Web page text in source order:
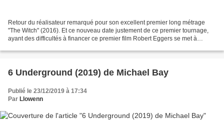
Retour du réalisateur remarqué pour son excellent premier long métrage
"The Witch" (2016). Et ce nouveau date justement de ce premier tournage,
ayant des difficultés à financer ce premier film Robert Eggers se met à
6 Underground (2019) de Michael Bay
Publié le 23/12/2019 à 17:34
Par Llowenn